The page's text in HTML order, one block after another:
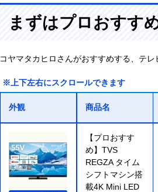
まずはプロおすす
コヤマタカヒロさんがおすすめする、テレ
※上下左右にスクロールできます
外観 商品名
【プロおすす
め】TVS
REGZA タイム
シフトマシン搭
載4K Mini LED